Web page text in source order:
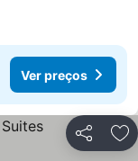
Ver preços
Partilhar